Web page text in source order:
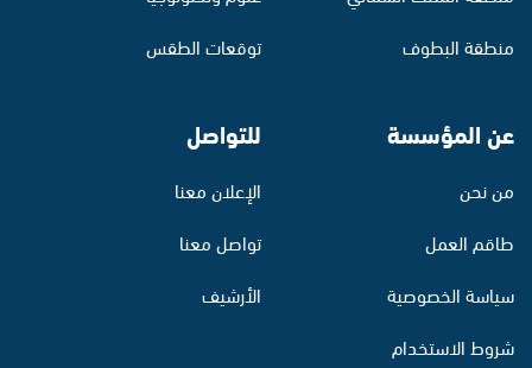
منطقة البطوف
توقعات الطقس
عن المؤسسة
من نحن
طاقم العمل
سياسة الخصوصية
شروط الاستخدام
للتواصل
الإعلان معنا
تواصل معنا
الأرشيف